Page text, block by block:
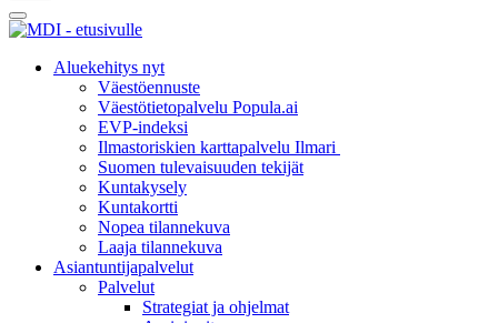
Hae
Main
Menu
Aluekehitys nyt
Väestöennuste
Väestötietopalvelu Popula.ai
EVP-indeksi
Ilmastoriskien karttapalvelu Ilmari
Suomen tulevaisuuden tekijät
Kuntakysely
Kuntakortti
Nopea tilannekuva
Laaja tilannekuva
Asiantuntijapalvelut
Palvelut
Strategiat ja ohjelmat